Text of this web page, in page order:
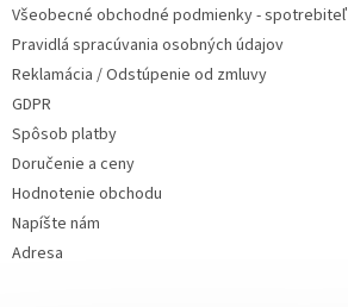
Všeobecné obchodné podmienky - spotrebiteľ
Pravidlá spracúvania osobných údajov
Reklamácia / Odstúpenie od zmluvy
GDPR
Spôsob platby
Doručenie a ceny
Hodnotenie obchodu
Napíšte nám
Adresa